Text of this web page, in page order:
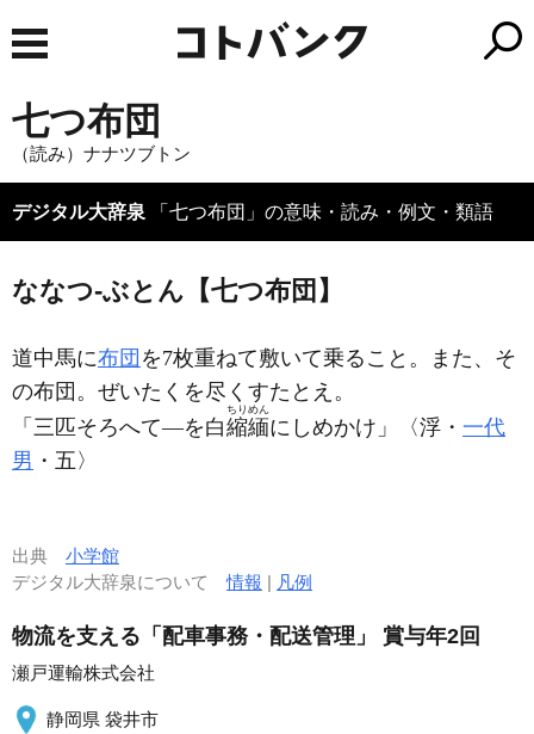
七つ布団
（読み）ナナツブトン
デジタル大辞泉 「七つ布団」の意味・読み・例文・類語
ななつ‐ぶとん【七つ布団】
道中馬に布団 を7枚重ねて敷いて乗ること。また、そ
の布団。ぜいたくを尽くすたとえ。
「三匹そろへて―を白縮緬
ちりめん
にしめかけ」〈浮・ 一代
男 ・五〉
出典 小学館
デジタル大辞泉について情報 | 凡例
物流を支える「配車事務・配送管理」 賞与年2回
瀬戸運輸株式会社
静岡県 袋井市